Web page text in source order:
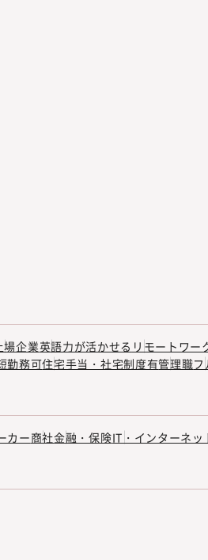
場企業英語力が活かせる リモートワー
勤務可住宅手当・社宅制度有管理職
カー商社金融・保険IT・インターネッ